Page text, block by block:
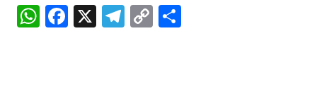
WhatsApp
Facebook
X Telegram
Copy